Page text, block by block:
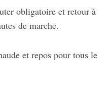
obligatoire et retour à
de marche.
et repos pour tous le